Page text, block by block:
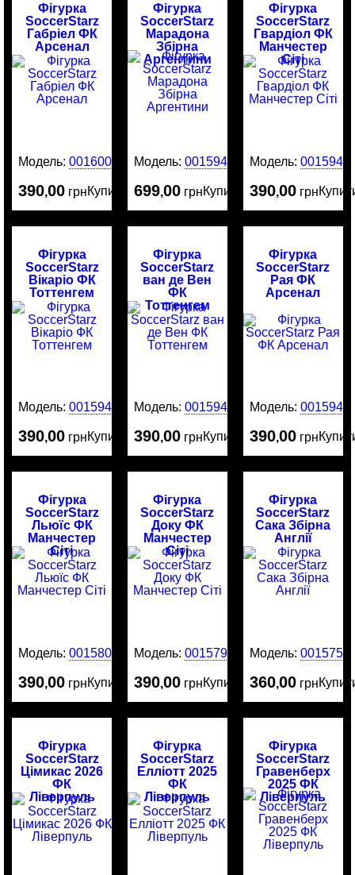
Фігурка
SoccerStarz
Габріел ФК
Арсенал
Модель:0016003
390,00 грнКупити
Фігурка
SoccerStarz
Марадона
Збірна
Аргентини
Модель:0015946
699,00 грнКупити
Фігурка
SoccerStarz
Гвардіол ФК
Манчестер
Сіті
Модель: 0015945
390,00 грн
Фігурка
SoccerStarz
Вікаріо ФК
Тоттенгем
Модель:0015944
390,00 грнКупити
Фігурка
SoccerStarz
ван де Вен
ФК
Тоттенгем
Модель:0015943
390,00 грнКупити
Фігурка
SoccerStarz
Рая ФК
Арсенал
Модель: 0015942
390,00 грн
Фігурка
SoccerStarz
Льюїс ФК
Манчестер
Сіті
Модель:0015800
390,00 грнКупити
Фігурка
SoccerStarz
Доку ФК
Манчестер
Сіті
Модель:0015799
390,00 грнКупити
Фігурка
SoccerStarz
Сака Збірна
Англії
Модель: 0015751
360,00 грн
Фігурка
SoccerStarz
Цімикас 2026
ФК
Ліверпуль
Фігурка
SoccerStarz
Елліотт 2025
ФК
Ліверпуль
Фігурка
SoccerStarz
Гравенберх
2025 ФК
Ліверпуль